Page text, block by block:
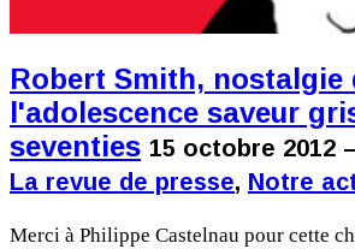
Robert Smith, nostalgie
l'adolescence saveur
seventies 15 octobre 2012
La revue de presse, Notre
Merci à Philippe Castelnau pour cette